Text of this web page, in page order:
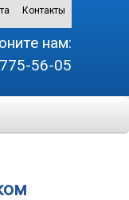
Контакты
нам:
56-05